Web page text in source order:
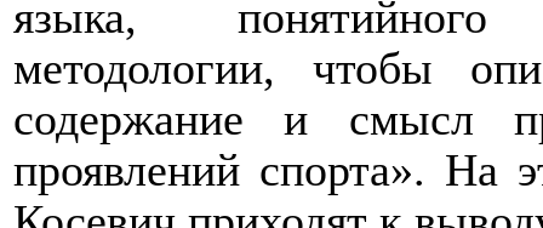
языка, понятийного
методологии, чтобы
содержание и смысл
проявлений спорта». На